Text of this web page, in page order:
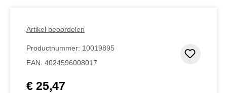
Artikel beoordelen
Productnummer: 10019895
EAN: 4024596008017
Normale prijs:
€ 25,47